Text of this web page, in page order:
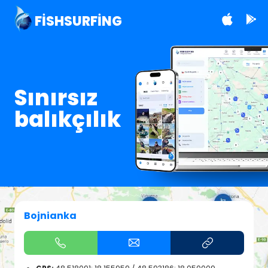
FISHSURFING
Sınırsız
balıkçılık
Bojnianka